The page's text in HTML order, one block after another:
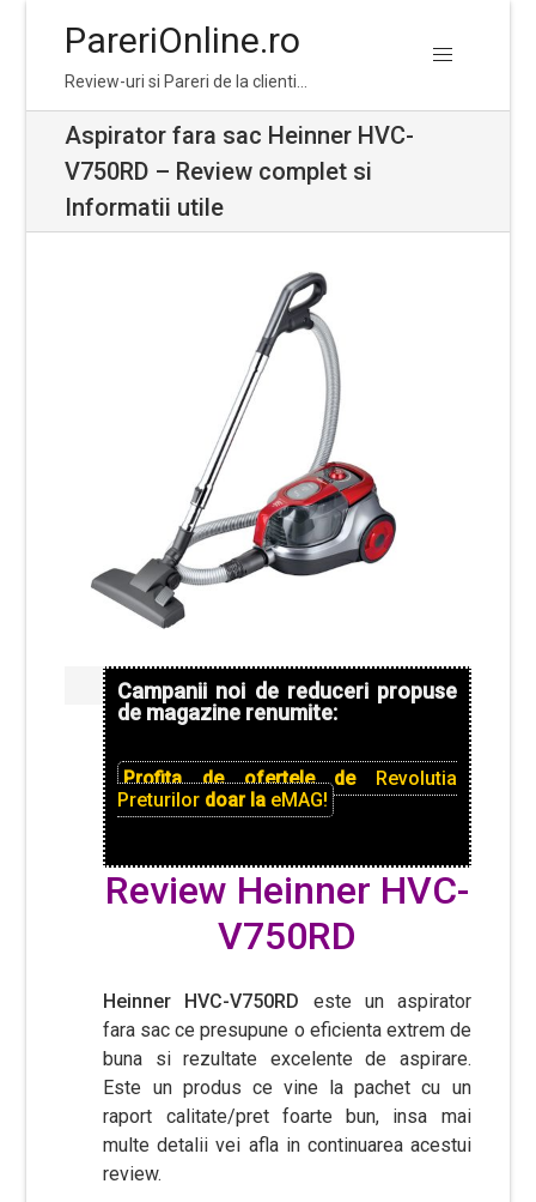
navigation
content
PareriOnline.ro
Review-uri si Pareri de la clienti…
Aspirator fara sac Heinner HVC-
V750RD – Review complet si
Informatii utile
Campanii noi de reduceri propuse
de magazine renumite:
Profita de ofertele de Revolutia
Preturilor doar la eMAG!
Review Heinner HVC-
V750RD
Heinner HVC-V750RD este un aspirator
fara sac ce presupune o eficienta extrem de
buna si rezultate excelente de aspirare.
Este un produs ce vine la pachet cu un
raport calitate/pret foarte bun, insa mai
multe detalii vei afla in continuarea acestui
review.